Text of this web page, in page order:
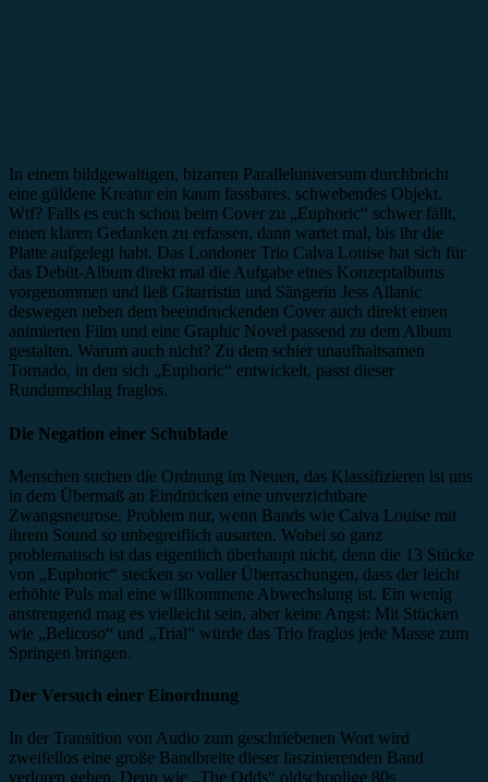
In einem bildgewaltigen, bizarren Paralleluniversum durchbricht
eine güldene Kreatur ein kaum fassbares, schwebendes Objekt.
Wtf? Falls es euch schon beim Cover zu „Euphoric“ schwer fällt,
einen klaren Gedanken zu erfassen, dann wartet mal, bis ihr die
Platte aufgelegt habt. Das Londoner Trio Calva Louise hat sich für
das Debüt-Album direkt mal die Aufgabe eines Konzeptalbums
vorgenommen und ließ Gitarristin und Sängerin Jess Allanic
deswegen neben dem beeindruckenden Cover auch direkt einen
animierten Film und eine Graphic Novel passend zu dem Album
gestalten. Warum auch nicht? Zu dem schier unaufhaltsamen
Tornado, in den sich „Euphoric“ entwickelt, passt dieser
Rundumschlag fraglos.
Die Negation einer Schublade
Menschen suchen die Ordnung im Neuen, das Klassifizieren ist uns
in dem Übermaß an Eindrücken eine unverzichtbare
Zwangsneurose. Problem nur, wenn Bands wie Calva Louise mit
ihrem Sound so unbegreiflich ausarten. Wobei so ganz
problematisch ist das eigentlich überhaupt nicht, denn die 13 Stücke
von „Euphoric“ stecken so voller Überraschungen, dass der leicht
erhöhte Puls mal eine willkommene Abwechslung ist. Ein wenig
anstrengend mag es vielleicht sein, aber keine Angst: Mit Stücken
wie „Belicoso“ und „Trial“ würde das Trio fraglos jede Masse zum
Springen bringen.
Der Versuch einer Einordnung
In der Transition von Audio zum geschriebenen Wort wird
zweifellos eine große Bandbreite dieser faszinierenden Band
verloren gehen. Denn wie „The Odds“ oldschoolige 80s